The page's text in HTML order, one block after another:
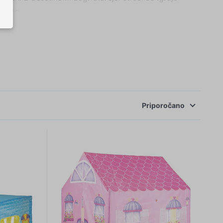
ali celo otroške posteljice. Šotori in bazeni s
Priporočano